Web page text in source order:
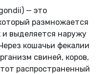
— это
размножается
и выделяется наружу
кошачьи фекалии
свиней, коров,
распространенный